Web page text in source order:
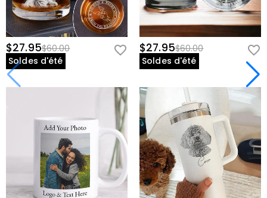
$27.95$60.00
Soldes d'été
$27.95$60.00
Soldes d'été